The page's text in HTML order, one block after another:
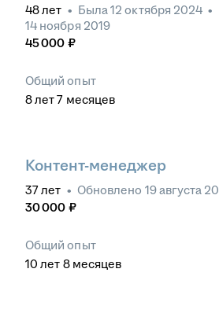
48лет • Была12 октября 2024 •
14 ноября 2019
45 000 ₽
Общий опыт
8лет 7 месяцев
Контент-менеджер
37лет • Обновлено 19 августа
30 000 ₽
Общий опыт
10 лет 8 месяцев